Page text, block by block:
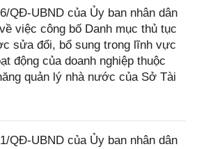
QĐ-UBND của Ủy ban nhân dân
việc công bố Danh mục thủ tục
sửa đổi, bổ sung trong lĩnh vực
động của doanh nghiệp thuộc
quản lý nhà nước của Sở Tài
QĐ-UBND của Ủy ban nhân dân